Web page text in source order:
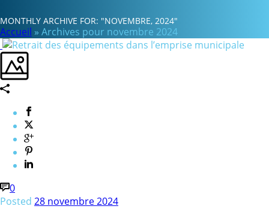
MONTHLY ARCHIVE FOR: "NOVEMBRE, 2024"
Accueil » Archives pour novembre 2024
0
Posted 28 novembre 2024